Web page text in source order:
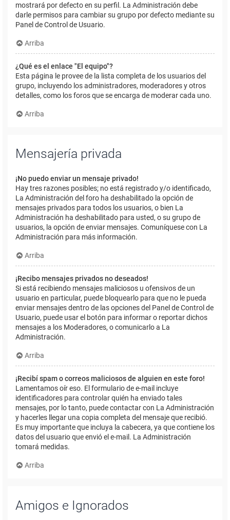
mostrará por defecto en su perfil. La Administración debe
darle permisos para cambiar su grupo por defecto mediante su
Panel de Control de Usuario.
Arriba
¿Qué es el enlace "El equipo"?
Esta página le provee de la lista completa de los usuarios del
grupo, incluyendo los administradores, moderadores y otros
detalles, como los foros que se encarga de moderar cada uno.
Arriba
Mensajería privada
¡No puedo enviar un mensaje privado!
Hay tres razones posibles; no está registrado y/o identificado,
La Administración del foro ha deshabilitado la opción de
mensajes privados para todos los usuarios, o bien La
Administración ha deshabilitado para usted, o su grupo de
usuarios, la opción de enviar mensajes. Comuníquese con La
Administración para más información.
Arriba
¡Recibo mensajes privados no deseados!
Si está recibiendo mensajes maliciosos u ofensivos de un
usuario en particular, puede bloquearlo para que no le pueda
enviar mensajes dentro de las opciones del Panel de Control de
Usuario, puede usar el botón para informar o reportar dichos
mensajes a los Moderadores, o comunicarlo a La
Administración.
Arriba
¡Recibí spam o correos maliciosos de alguien en este foro!
Lamentamos oír eso. El formulario de e-mail incluye
identificadores para controlar quién ha enviado tales
mensajes, por lo tanto, puede contactar con La Administración
y hacerles llegar una copia completa del mensaje que recibió.
Es muy importante que incluya la cabecera, ya que contiene los
datos del usuario que envió el e-mail. La Administración
tomará medidas.
Arriba
Amigos e Ignorados